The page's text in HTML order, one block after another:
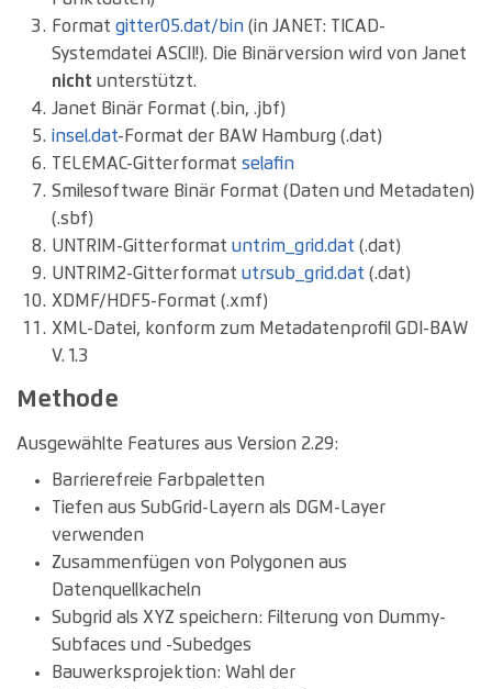
Format gitter05.dat/bin (in JANET: TICAD-
Systemdatei ASCII!). Die Binärversion wird von Janet
nicht unterstützt.
Janet Binär Format (.bin, .jbf)
insel.dat-Format der BAW Hamburg (.dat)
TELEMAC-Gitterformat selafin
Smilesoftware Binär Format (Daten und Metadaten)
(.sbf)
UNTRIM-Gitterformat untrim_grid.dat (.dat)
UNTRIM2-Gitterformat utrsub_grid.dat (.dat)
XDMF/HDF5-Format (.xmf)
XML-Datei, konform zum Metadatenprofil GDI-BAW
V. 1.3
Methode
Ausgewählte Features aus Version 2.29:
Barrierefreie Farbpaletten
Tiefen aus SubGrid-Layern als DGM-Layer
verwenden
Zusammenfügen von Polygonen aus
Datenquellkacheln
Subgrid als XYZ speichern: Filterung von Dummy-
Subfaces und -Subedges
Bauwerksprojektion: Wahl der